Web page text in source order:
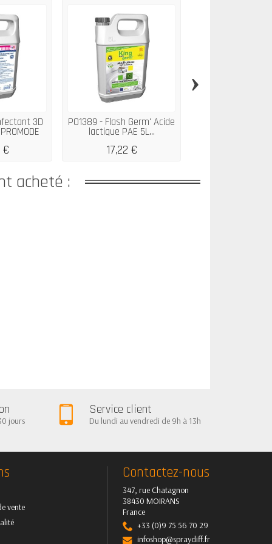
3D
€
P01389 - Flash Germ' Acide
lactique PAE 5L...
17,22 €
›
acheté :
jours
Service client
Du lundi au vendredi de 9h à 13h
vente
Contactez-nous
347, rue Chatagnon
38430 MOIRANS
France
+33 (0)9 75 56 70 29
infoshop@spraydiff.fr